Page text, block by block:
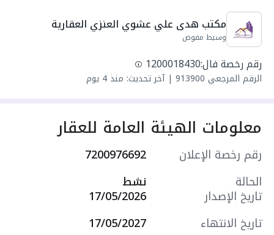
واصل كهرباء
واصل مياه
سنة البناء: 2026
مميزات العقار:
- حديقة
- مدارس
- مركز تجاري
- غرفة عاملة منزلية
- شرفة
- مستودع
- موقف سيارة داخلي
- مدخلين منفصلين
- غرفة ملابس
مكتب هدى علي عشوي العنزي العقارية
وسيط مفوض
رقم رخصة فال:1200018430
الرقم المرجعي 913900
|آخر تحديث: منذ 4 يوم
معلومات الهيئة العامة للعقار
رقم رخصة الإعلان
7200976692
الحالة
نشط
تاريخ الإصدار
17/05/2026
تاريخ الانتهاء
17/05/2027